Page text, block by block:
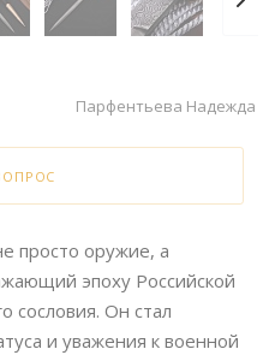
Парфентьева Надежда
просто оружие, а
эпоху Российской
сословия. Он стал
и уважения к военной